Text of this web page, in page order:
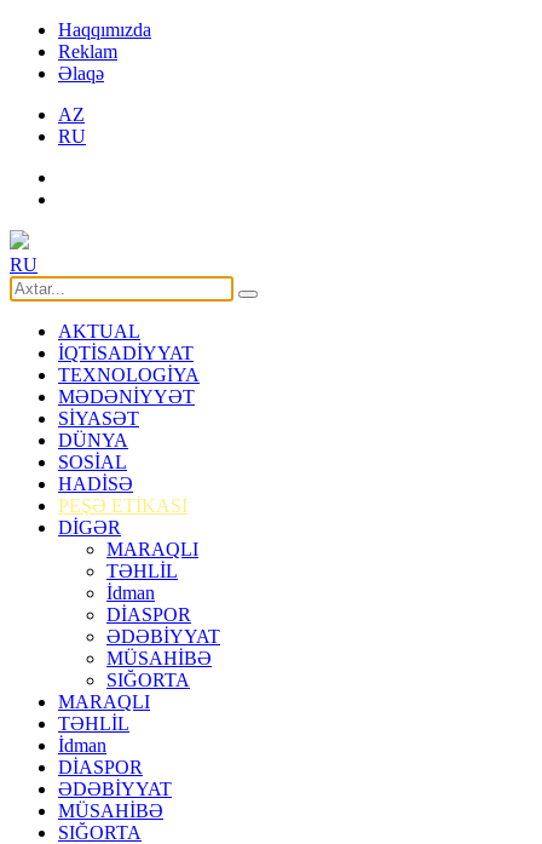
Haqqımızda
Reklam
Əlaqə
AZ
RU
RU
AKTUAL
İQTİSADİYYAT
TEXNOLOGİYA
MƏDƏNİYYƏT
SİYASƏT
DÜNYA
SOSİAL
HADİSƏ
PEŞƏ ETİKASI
DİGƏR
MARAQLI
TƏHLİL
İdman
DİASPOR
ƏDƏBİYYAT
MÜSAHİBƏ
SIĞORTA
MARAQLI
TƏHLİL
İdman
DİASPOR
ƏDƏBİYYAT
MÜSAHİBƏ
SIĞORTA